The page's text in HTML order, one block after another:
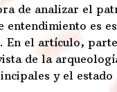
de analizar el
entendimiento es
el artículo,
de la
y el estado